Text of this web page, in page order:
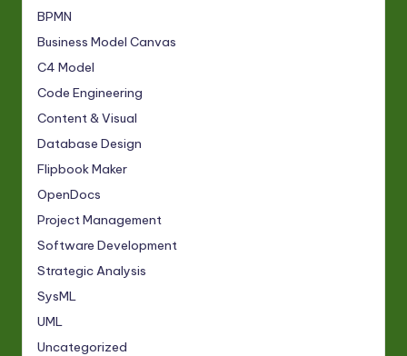
BPMN
Business Model Canvas
C4 Model
Code Engineering
Content & Visual
Database Design
Flipbook Maker
OpenDocs
Project Management
Software Development
Strategic Analysis
SysML
UML
Uncategorized